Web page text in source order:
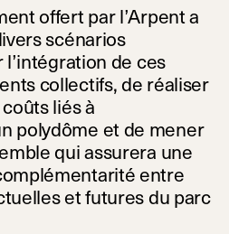
offert par l’Arpent a
scénarios
de ces
collectifs, de réaliser
liés à
polydôme et de mener
qui assurera une
entre
et futures du parc